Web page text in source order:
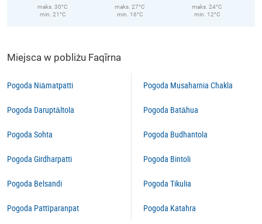
maks. 30°C
min. 21°C
maks. 27°C
min. 16°C
maks. 24°C
min. 12°C
Miejsca w pobliżu Faqīrna
Pogoda Niāmatpatti
Pogoda Daruptāltola
Pogoda Sohta
Pogoda Girdharpatti
Pogoda Belsandi
Pogoda Pattīparanpat
Pogoda Musaharnia Chakla
Pogoda Batāhua
Pogoda Budhantola
Pogoda Bintoli
Pogoda Tikulia
Pogoda Katahra